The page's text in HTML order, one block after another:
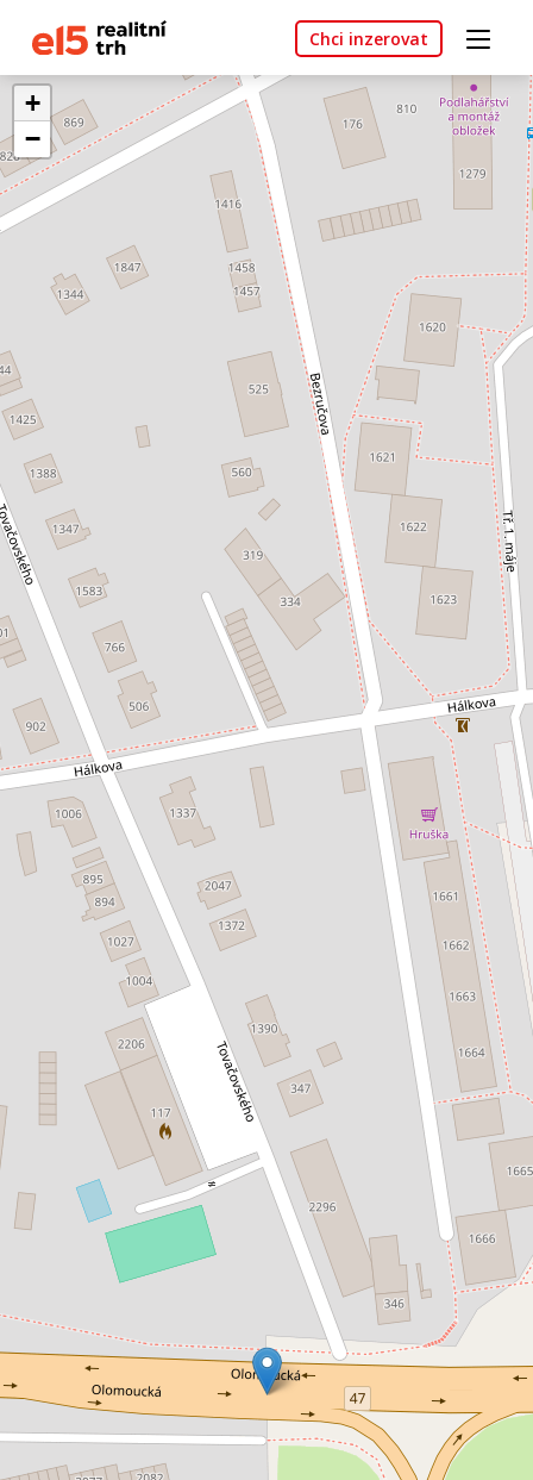
Chci inzerovat
+
−